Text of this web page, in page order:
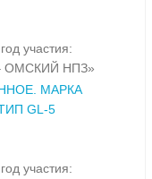
участия:
ОМСКИЙ НПЗ»
МАРКА
GL-5
участия: